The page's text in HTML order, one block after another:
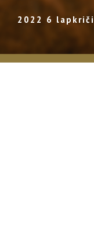
2022 6